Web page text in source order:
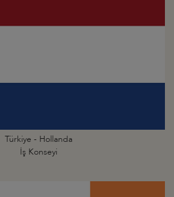
Türkiye - Hollanda
İş Konseyi